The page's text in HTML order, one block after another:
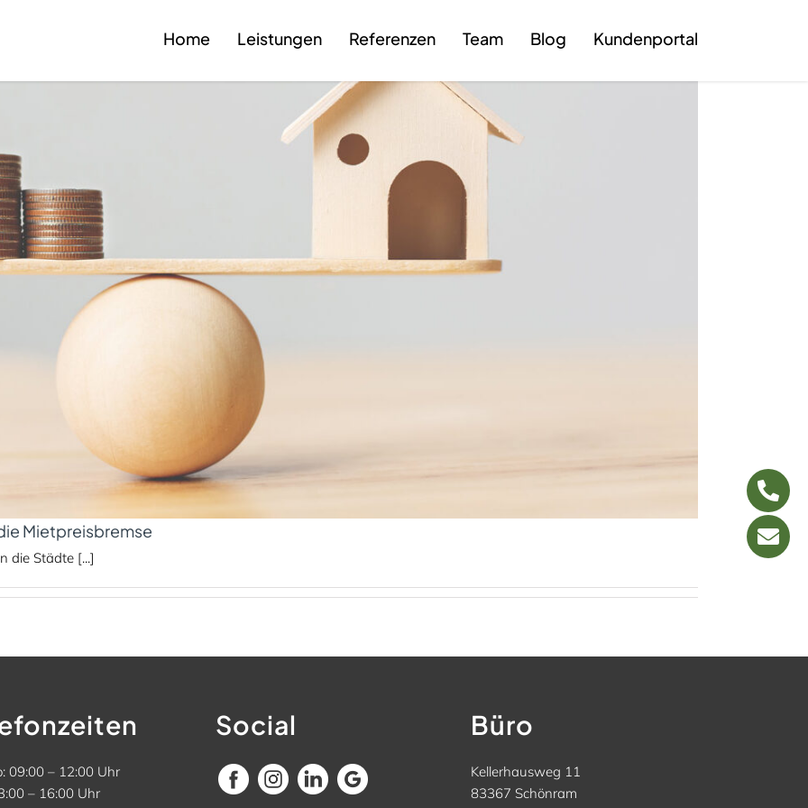
Home Leistungen Referenzen Team Blog Kundenportal
Mietpreisbremse
die Städte [...]
09:00 – 12:00 Uhr
– 16:00 Uhr
Social Büro
Kellerhausweg 11
83367 Schönram